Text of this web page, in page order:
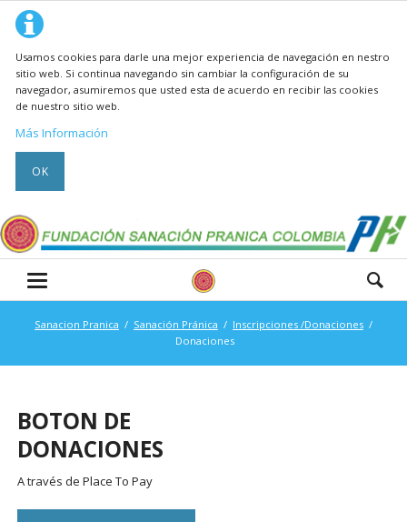
Usamos cookies para darle una mejor experiencia de navegación en nestro
sitio web. Si continua navegando sin cambiar la configuración de su
navegador, asumiremos que usted esta de acuerdo en recibir las cookies
de nuestro sitio web.
Más Información
OK
Sanacion Pranica Sanación Pránica
Inscripciones /Donaciones
Donaciones
BOTON DE
DONACIONES
A través de Place To Pay